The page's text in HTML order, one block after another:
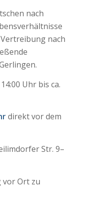
nach
nach
Uhr bis ca.
direkt vor dem
Str. 9–
vor Ort zu